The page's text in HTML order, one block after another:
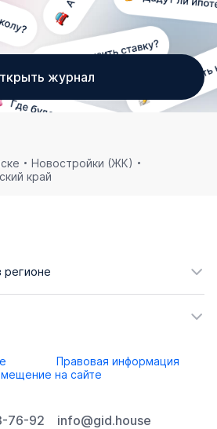
журнал
Новостройки (ЖК)
край
Правовая информация
на сайте
76-92 info@gid.house